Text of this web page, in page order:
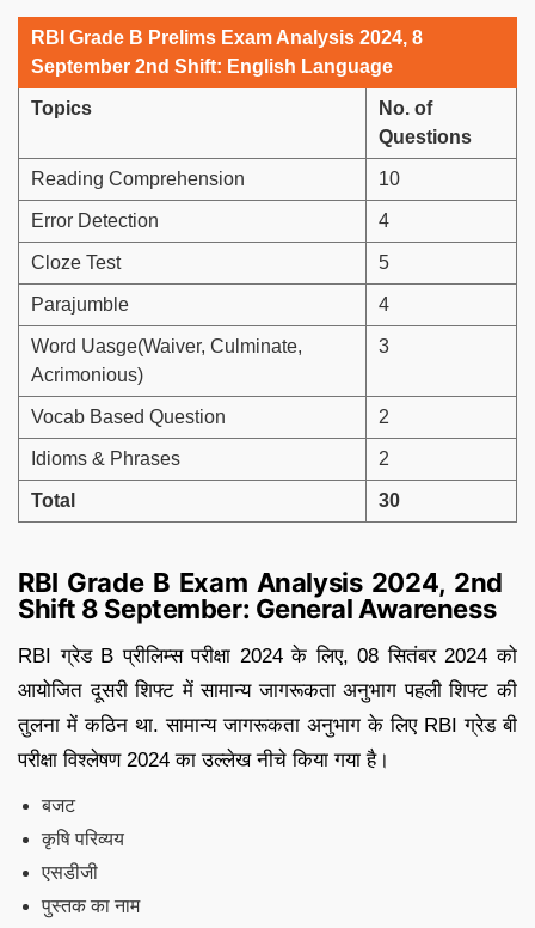
RBI Grade B Prelims Exam Analysis 2024, 8
September 2nd Shift: English Language
Topics
No. of
Questions
Reading Comprehension 10
Error Detection 4
Cloze Test 5
Parajumble 4
Word Uasge(Waiver, Culminate,
Acrimonious)
3
Vocab Based Question 2
Idioms & Phrases 2
Total 30
RBI Grade B Exam Analysis 2024, 2nd
Shift 8 September: General Awareness
RBI ग्रेड B प्रीलिम्स परीक्षा 2024 के लिए, 08 सितंबर 2024 को
आयोजित दूसरी शिफ्ट में सामान्य जागरूकता अनुभाग पहली शिफ्ट की
तुलना में कठिन था. सामान्य जागरूकता अनुभाग के लिए RBI ग्रेड बी
परीक्षा विश्लेषण 2024 का उल्लेख नीचे किया गया है।
बजट
कृषि परिव्यय
एसडीजी
पुस्तक का नाम